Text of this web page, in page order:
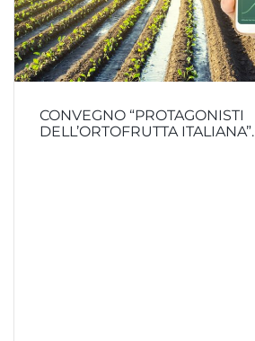
CONVEGNO “PROTAGONISTI
DELL’ORTOFRUTTA ITALIANA”.